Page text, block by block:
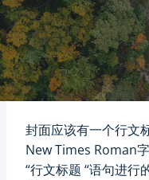
By
CoursePear™
2021-09-19
封面应该有一个行文
New Times Roman
“行文标题 “语句进行